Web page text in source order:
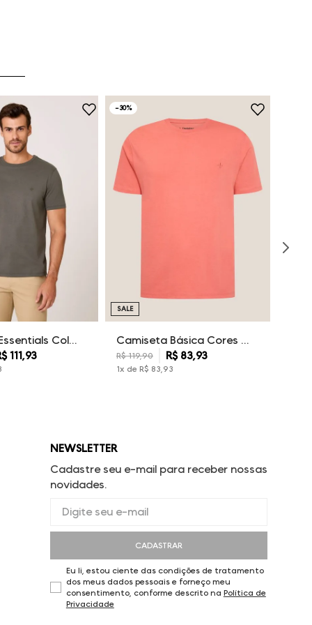
Camiseta Essentials Color Dudalina Masculina
111,93
-30%
Camiseta Básica Cores Dudalina Masculina
R$ 119,90 R$ 83,93
1x de R$ 83 93
SALE
NEWSLETTER
Cadastre seu e-mail para receber nossas
novidades.
CADASTRAR
Eu li, estou ciente das condições de tratamento
dos meus dados pessoais e forneço meu
consentimento, conforme descrito na Política de
Privacidade